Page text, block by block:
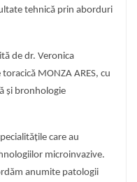
tehnică prin aborduri
de dr. Veronica
MONZA ARES, cu
și bronhologie
care au
microinvazive.
anumite patologii